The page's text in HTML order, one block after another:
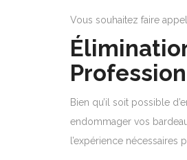
Vous souhaitez faire
Bien qu’il soit possible
endommager vos
l’expérience